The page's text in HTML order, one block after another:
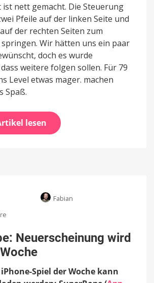
nett gemacht. Die Steuerung
Pfeile auf der linken Seite und
der rechten Seiten zum
Wir hätten uns ein paar
doch es wurde
weitere folgen sollen. Für 79
Level etwas mager. machen
Spaß.
lesen
Fabian
Neuerscheinung
wird
Spiel
Woche
Neuerscheinung wird
Spiel der Woche kann